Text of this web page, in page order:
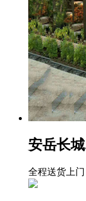
安岳长
全程送货上